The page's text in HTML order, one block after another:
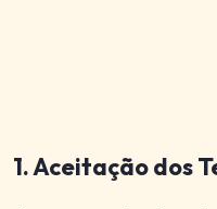
1. Aceitação dos